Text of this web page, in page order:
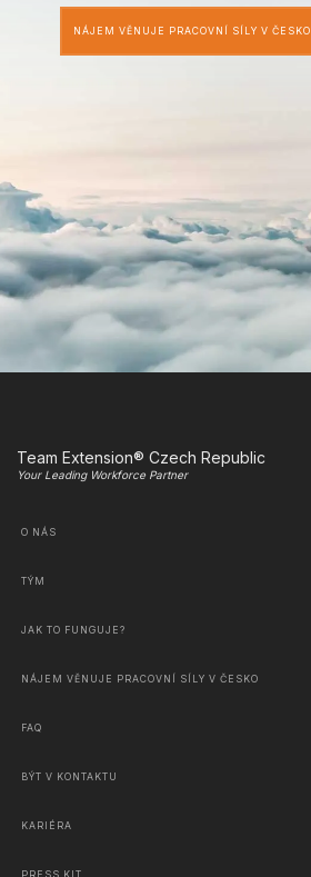
NÁJEM VĚNUJE PRACOVNÍ SÍLY V ČESKO
Team Extension® Czech Republic
Your Leading Workforce Partner
O NÁS
TÝM
JAK TO FUNGUJE?
NÁJEM VĚNUJE PRACOVNÍ SÍLY V ČESKO
FAQ
BÝT V KONTAKTU
KARIÉRA
PRESS KIT